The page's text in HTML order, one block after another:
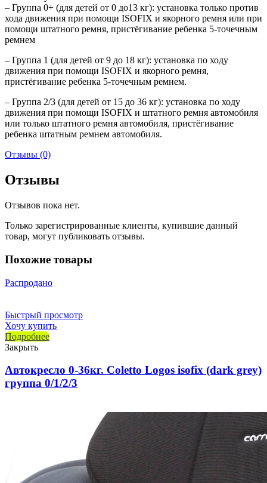
– Группа 0+ (для детей от 0 до13 кг): установка только против
хода движения при помощи ISOFIX и якорного ремня или при
помощи штатного ремня, пристёгивание ребенка 5-точечным
ремнем
– Группа 1 (для детей от 9 до 18 кг): установка по ходу
движения при помощи ISOFIX и якорного ремня,
пристёгивание ребенка 5-точечным ремнем.
– Группа 2/3 (для детей от 15 до 36 кг): установка по ходу
движения при помощи ISOFIX и штатного ремня автомобиля
или только штатного ремня автомобиля, пристёгивание
ребенка штатным ремнем автомобиля.
Отзывы (0)
Отзывы
Отзывов пока нет.
Только зарегистрированные клиенты, купившие данный
товар, могут публиковать отзывы.
Похожие товары
Распродано
Быстрый просмотр
Хочу купить
Подробнее
Закрыть
Автокресло 0-36кг. Coletto Logos isofix (dark grey)
группа 0/1/2/3